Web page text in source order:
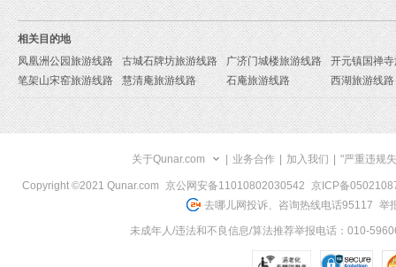
相关目的地
凤凰洲公园旅游线路
古城石牌坊旅游线路
广济门城楼旅游线路
笔架山宋窑旅游线路
慧清庵旅游线路 石庵旅游线路 西湖旅游线路
关于Qunar.com 业务合作 加入我们 "严重违规
Copyright ©2021 Qunar.com 京公网安备11010802030542
京ICP备
去哪儿网投诉、咨询热线电话95117 举
未成年人/违法和不良信息/算法推荐举报电话：010-